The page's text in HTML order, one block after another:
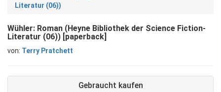
Literatur (06))
Wühler: Roman (Heyne Bibliothek der Science Fiction-
Literatur (06)) [paperback]
von: Terry Pratchett
Gebraucht kaufen